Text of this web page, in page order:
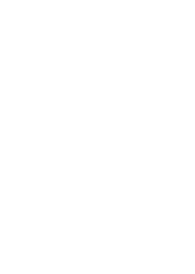
Maracafrevo
em Ação de Graças